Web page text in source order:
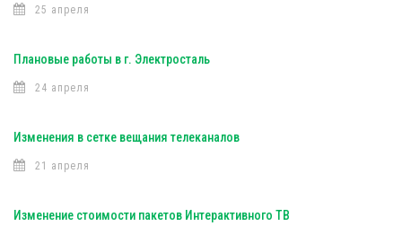
25 апреля
Плановые работы в г. Электросталь
24 апреля
Изменения в сетке вещания телеканалов
21 апреля
Изменение стоимости пакетов Интерактивного ТВ